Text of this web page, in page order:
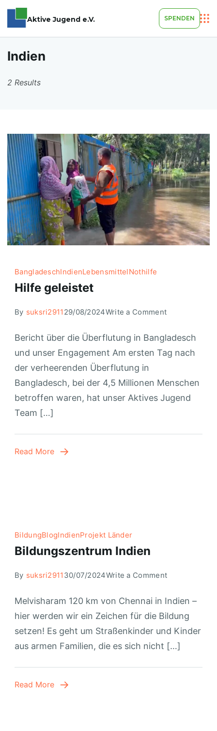
Aktive Jugend e.V. SPENDEN
Indien
2 Results
BangladeschIndienLebensmittelNothilfe
Hilfe geleistet
By suksri2911 29/08/2024Write a Comment
Bericht über die Überflutung in Bangladesch
und unser Engagement Am ersten Tag nach
der verheerenden Überflutung in
Bangladesch, bei der 4,5 Millionen Menschen
betroffen waren, hat unser Aktives Jugend
Team […]
Read More
BildungBlogIndienProjekt Länder
Bildungszentrum Indien
By suksri2911 30/07/2024Write a Comment
Melvisharam 120 km von Chennai in Indien –
hier werden wir ein Zeichen für die Bildung
setzen! Es geht um Straßenkinder und Kinder
aus armen Familien, die es sich nicht […]
Read More